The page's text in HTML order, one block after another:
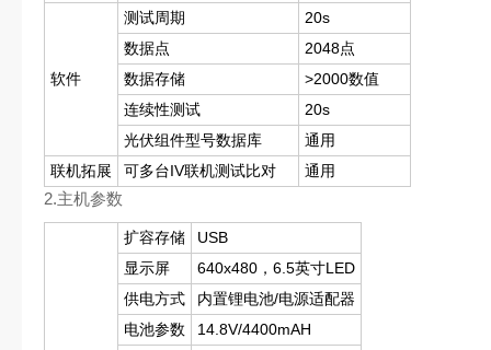
软件
测试周期
20s
数据点
2048点
数据存储
>2000数值
连续性测试
20s
光伏组件型号数据库
通用
联机拓展
可多台IV联机测试比对 通用
2.主机参数
扩容存储
USB
显示屏
640x480，6.5英寸LED
供电方式
内置锂电池/电源适配器
电池参数
14.8V/4400mAH